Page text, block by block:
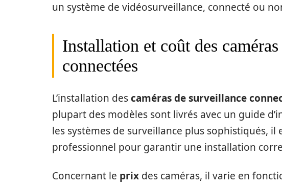
un système de vidéosurveillance, connecté ou
Installation et coût des
connectées
L’installation descaméras de surveillance
plupart des modèles sont livrés avec un guide
les systèmes de surveillance plus sophistiqués,
professionnel pour garantir une installation
Concernant le prix des caméras, il varie en